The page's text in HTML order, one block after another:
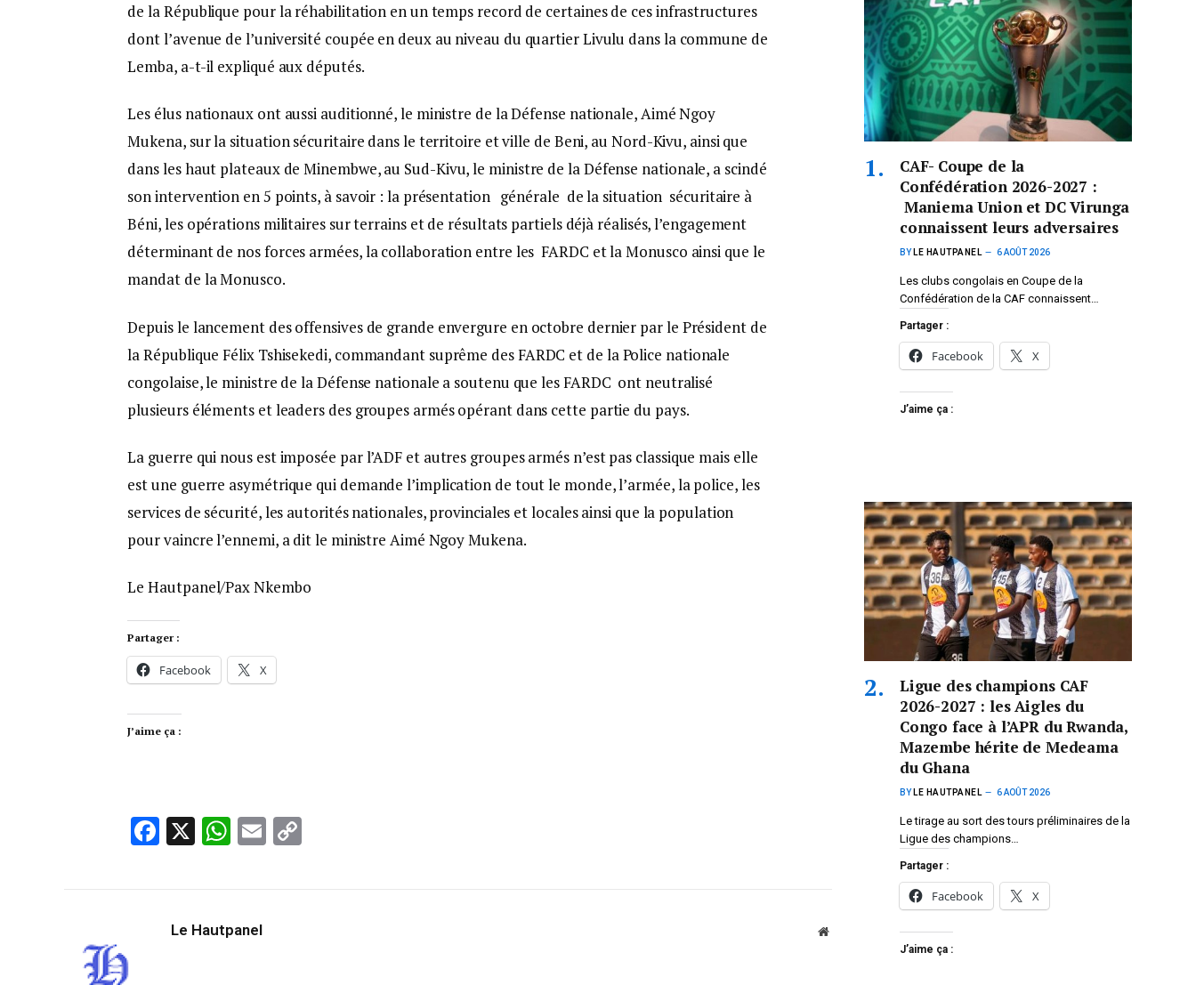
de la République pour la réhabilitation en un temps record de certaines de ces infrastructures
dont l’avenue de l’université coupée en deux au niveau du quartier Livulu dans la commune de
Lemba, a-t-il expliqué aux députés.
Les élus nationaux ont aussi auditionné, le ministre de la Défense nationale, Aimé Ngoy
Mukena, sur la situation sécuritaire dans le territoire et ville de Beni, au Nord-Kivu, ainsi que
dans les haut plateaux de Minembwe, au Sud-Kivu, le ministre de la Défense nationale, a scindé
son intervention en 5 points, à savoir : la présentation générale de la situation sécuritaire à
Béni, les opérations militaires sur terrains et de résultats partiels déjà réalisés, l’engagement
déterminant de nos forces armées, la collaboration entre les FARDC et la Monusco ainsi que le
mandat de la Monusco.
Depuis le lancement des offensives de grande envergure en octobre dernier par le Président de
la République Félix Tshisekedi, commandant suprême des FARDC et de la Police nationale
congolaise, le ministre de la Défense nationale a soutenu que les FARDC ont neutralisé
plusieurs éléments et leaders des groupes armés opérant dans cette partie du pays.
La guerre qui nous est imposée par l’ADF et autres groupes armés n’est pas classique mais elle
est une guerre asymétrique qui demande l’implication de tout le monde, l’armée, la police, les
services de sécurité, les autorités nationales, provinciales et locales ainsi que la population
pour vaincre l’ennemi, a dit le ministre Aimé Ngoy Mukena.
Le Hautpanel/Pax Nkembo
Partager :
Facebook X
J’aime ça :
Facebook
X WhatsApp
Email
Le Hautpanel Website
CAF- Coupe de la
Confédération 2026-2027 :
Maniema Union et DC Virunga
connaissent leurs adversaires
BY LE HAUTPANEL 6 AOÛT 2026
Les clubs congolais en Coupe de la
Confédération de la CAF connaissent…
Partager :
Facebook X
J’aime ça :
Ligue des champions CAF
2026-2027 : les Aigles du
Congo face à l’APR du Rwanda,
Mazembe hérite de Medeama
du Ghana
BY LE HAUTPANEL 6 AOÛT 2026
Le tirage au sort des tours préliminaires de la
Ligue des champions…
Partager :
Facebook X
J’aime ça :